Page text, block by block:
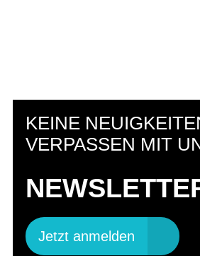
WEIL DIE NATUR
HERZEN LIEGT.
BEI FLYER
Mehr erfahren
KEINE
VERPASSEN MIT
Jetzt anmelden